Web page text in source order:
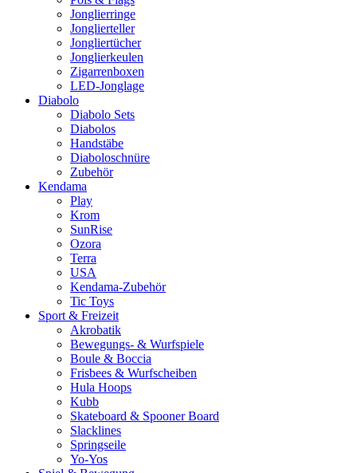
Jonglierringe
Jonglierteller
Jongliertücher
Jonglierkeulen
Zigarrenboxen
LED-Jonglage
Diabolo
Diabolo Sets
Diabolos
Handstäbe
Diaboloschnüre
Zubehör
Kendama
Play
Krom
SunRise
Ozora
Terra
USA
Kendama-Zubehör
Tic Toys
Sport & Freizeit
Akrobatik
Bewegungs- & Wurfspiele
Boule & Boccia
Frisbees & Wurfscheiben
Hula Hoops
Kubb
Skateboard & Spooner Board
Slacklines
Springseile
Yo-Yos